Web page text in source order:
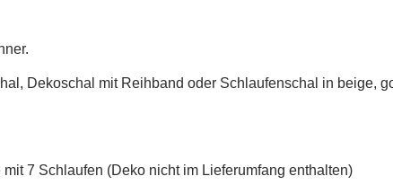
Dekoschal mit Reihband oder Schlaufenschal in beige,
7 Schlaufen (Deko nicht im Lieferumfang enthalten)
add_circle_outline Neue Liste